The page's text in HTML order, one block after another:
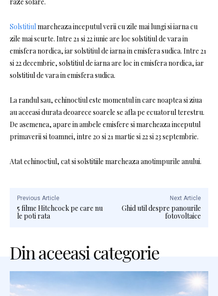
Solstitiulmarcheaza inceputul verii cu zile mai lungi si iarna cu
zile mai scurte. Intre 21 si 22 iunie are loc solstitiul de vara in
emisfera nordica, iar solstitiul de iarna in emisfera sudica. Intre 21
si 22 decembrie, solstitiul de iarna are loc in emisfera nordica, iar
solstitiul de vara in emisfera sudica.
La randul sau, echinoctiul este momentul in care noaptea si ziua
au aceeasi durata deoarece soarele se afla pe ecuatorul terestru.
De asemenea, apare in ambele emisfere si marcheaza inceputul
primaverii si toamnei, intre 20 si 21 martie si 22 si 23 septembrie.
Atat echinoctiul, cat si solstitiile marcheaza anotimpurile anului.
Previous Article
5 filme Hitchcock pe care nu
le poti rata
Next Article
Ghid util despre panourile
fotovoltaice
Din aceeasi categorie